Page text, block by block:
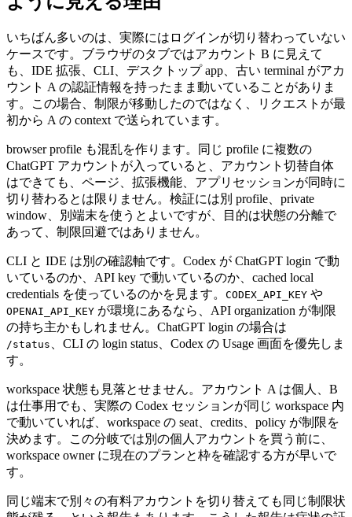
いちばん多いのは、実際にはログインが切り替わっていない
ケースです。ブラウザのタブではアカウント B に見えて
も、IDE 拡張、CLI、デスクトップ app、古い terminal がアカ
ウント A の認証情報を持ったまま動いていることがありま
す。この場合、制限が移動したのではなく、リクエストが最
初から A の context で送られています。
browser profile も混乱を作ります。同じ profile に複数の
ChatGPT アカウントが入っていると、アカウント切替自体
はできても、ページ、拡張機能、アプリセッションが同時に
切り替わるとは限りません。検証には別 profile、private
window、別端末を使うとよいですが、目的は状態の分離で
あって、制限回避ではありません。
CLI と IDE は別の確認軸です。Codex が ChatGPT login で動
いているのか、API key で動いているのか、cached local
credentials を使っているのかを見ます。 CODEX_API_KEY や
OPENAI_API_KEY が環境にあるなら、API organization が制限
の持ち主かもしれません。ChatGPT login の場合は
/status
、CLI の login status、Codex の Usage 画面を優先しま
す。
workspace 状態も見落とせません。アカウント A は個人、B
は仕事用でも、実際の Codex セッションが同じ workspace 内
で動いていれば、workspace の seat、credits、policy が制限を
決めます。この分岐では別の個人アカウントを買う前に、
workspace owner に現在のプランと枠を確認する方が早いで
す。
同じ端末で別々の有料アカウントを切り替えても同じ制限状